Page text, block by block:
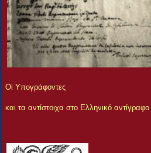
Oi Yπογράφοντες
και τα αντίστοιχα στο Ελληνικό αντίγραφο